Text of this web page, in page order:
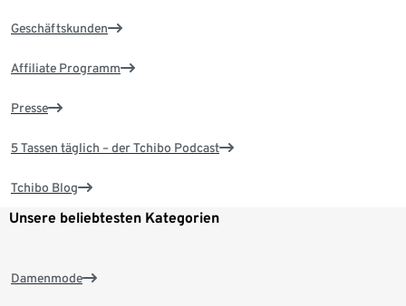
Geschäftskunden
Affiliate Programm
Presse
5 Tassen täglich – der Tchibo Podcast
Tchibo Blog
Unsere beliebtesten Kategorien
Damenmode